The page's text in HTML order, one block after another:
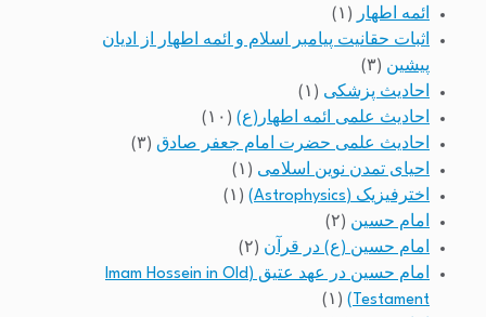
ائمه اطهار (۱)
اثبات حقانیت پیامبر اسلام و ائمه اطهار از ادیان
پیشین (۳)
احادیث پزشکی (۱)
احادیث علمی ائمه اطهار(ع) (۱۰)
احادیث علمی حضرت امام جعفر صادق (۳)
احیای تمدن نوین اسلامی (۱)
اخترفیزیک (Astrophysics)
(۱)
امام حسین (۲)
امام حسین (ع) در قرآن (۲)
امام حسین در عهد عتیق (Imam Hossein in Old
Testament)
(۱)